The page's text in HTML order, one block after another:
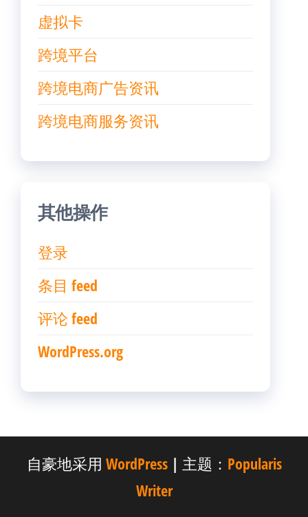
虚拟卡
跨境平台
跨境电商广告资讯
跨境电商服务资讯
其他操作
登录
条目 feed
评论 feed
WordPress.org
自豪地采用 WordPress | 主题： Popularis
Writer